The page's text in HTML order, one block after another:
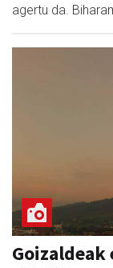
agertu da.